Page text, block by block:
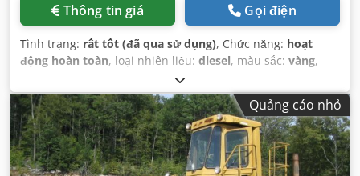
Thông tin giá Gọi điện
Tình trạng: rất tốt (đã qua sử dụng), Chức năng: hoạt
động hoàn toàn, loại nhiên liệu: diesel, màu sắc: vàng,
, tình trạng truyền động:
phần trăm, số chỗ ngồi:1, số máy/phương tiện:
KM&EW144, Thiết bị:cabin, thuỷ lực, Quảng cáo nhỏ